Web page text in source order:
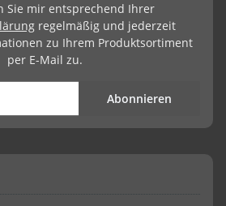
Sie mir entsprechend Ihrer
regelmäßig und jederzeit
zu Ihrem Produktsortiment
per E-Mail zu.
Abonnieren